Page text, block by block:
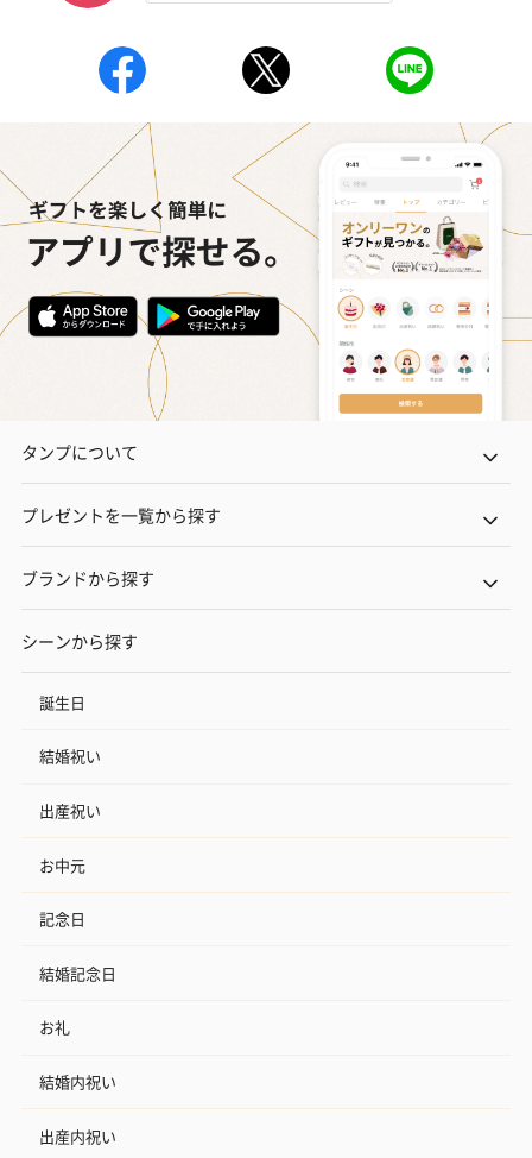
※20歳未満の方への酒類の販売はいたしません。
プレミアムビール イネ
ディット（712円）
実楽山田錦 特別純米
酒（655円）
ジョニ－ウ
ブラック１２
おつまみ・その他
いぶりがっことチーズ
のオイル漬（981円）
ごろっとうまみ チーズ
ン）（981円）
しょっつるナ
タンプについて
プレゼントを一覧から探す
ブランドから探す
シーンから探す
誕生日
結婚祝い
出産祝い
お中元
記念日
結婚記念日
お礼
結婚内祝い
出産内祝い